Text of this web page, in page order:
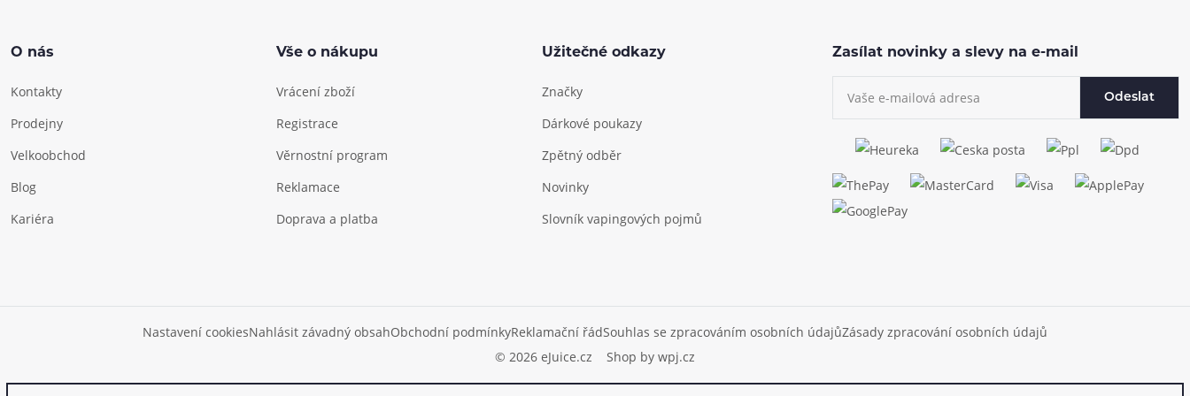
O nás
Kontakty
Prodejny
Velkoobchod
Blog
Kariéra
Vše o nákupu
Vrácení zboží
Registrace
Věrnostní program
Reklamace
Doprava a platba
Užitečné odkazy
Značky
Dárkové poukazy
Zpětný odběr
Novinky
Slovník vapingových pojmů
Zasílat novinky a slevy na e-mail
Odeslat
© 2026 eJuice.cz
Nastavení cookiesNahlásit závadný obsahObchodní podmínkyReklamační řádSouhlas se zpracováním osobních údajůZásady zpracování osobních údajů
Shop by wpj.cz